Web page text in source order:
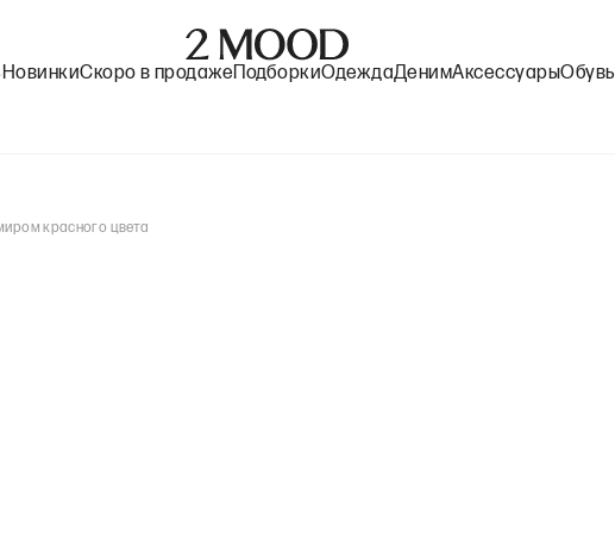
НовинкиСкоро в продаже ПодборкиОдеждаДенимАксессуарыОбувь
красного цвета